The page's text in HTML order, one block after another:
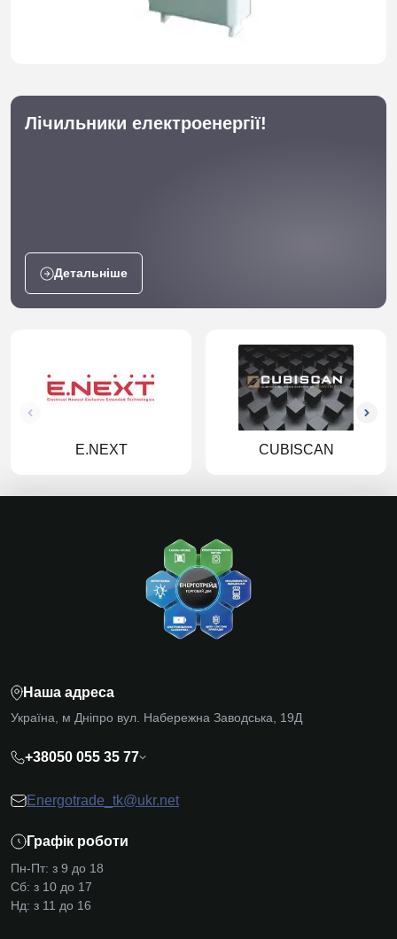
Лічильники електроенергії!
Детальніше
E.NEXT CUBISCAN
Наша адреса
Україна, м Дніпро вул. Набережна Заводська, 19Д
+38050 055 35 77
Energotrade_tk@ukr.net
Графік роботи
Пн-Пт: з 9 до 18
Сб: з 10 до 17
Нд: з 11 до 16